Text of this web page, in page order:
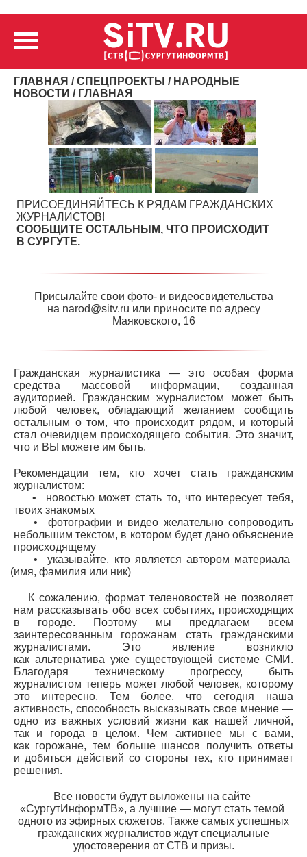
ГЛАВНАЯ /СПЕЦПРОЕКТЫ / НАРОДНЫЕ
НОВОСТИ / ГЛАВНАЯ
ПРИСОЕДИНЯЙТЕСЬ К РЯДАМ ГРАЖДАНСКИХ
ЖУРНАЛИСТОВ!
СООБЩИТЕ ОСТАЛЬНЫМ, ЧТО ПРОИСХОДИТ
В СУРГУТЕ.
Присылайте свои фото- и видеосвидетельства
на narod@sitv.ru или приносите по адресу
Маяковского, 16
Гражданская журналистика — это особая форма
средства массовой информации, созданная
аудиторией. Гражданским журналистом может быть
любой человек, обладающий желанием сообщить
остальным о том, что происходит рядом, и который
стал очевидцем происходящего события. Это значит,
что и ВЫ можете им быть.
Рекомендации тем, кто хочет стать гражданским
журналистом:
• новостью может стать то, что интересует тебя,
твоих знакомых
• фотографии и видео желательно сопроводить
небольшим текстом, в котором будет дано объяснение
происходящему
• указывайте, кто является автором материала
(имя, фамилия или ник)
К сожалению, формат теленовостей не позволяет
нам рассказывать обо всех событиях, происходящих
в городе. Поэтому мы предлагаем всем
заинтересованным горожанам стать гражданскими
журналистами. Это явление возникло
как альтернатива уже существующей системе СМИ.
Благодаря техническому прогрессу, быть
журналистом теперь может любой человек, которому
это интересно. Тем более, что сегодня наша
активность, способность высказывать свое мнение —
одно из важных условий жизни как нашей личной,
так и города в целом. Чем активнее мы с вами,
как горожане, тем больше шансов получить ответы
и добиться действий со стороны тех, кто принимает
решения.
Все новости будут выложены на сайте
«СургутИнформТВ», а лучшие — могут стать темой
одного из эфирных сюжетов. Также самых успешных
гражданских журналистов ждут специальные
удостоверения от СТВ и призы.